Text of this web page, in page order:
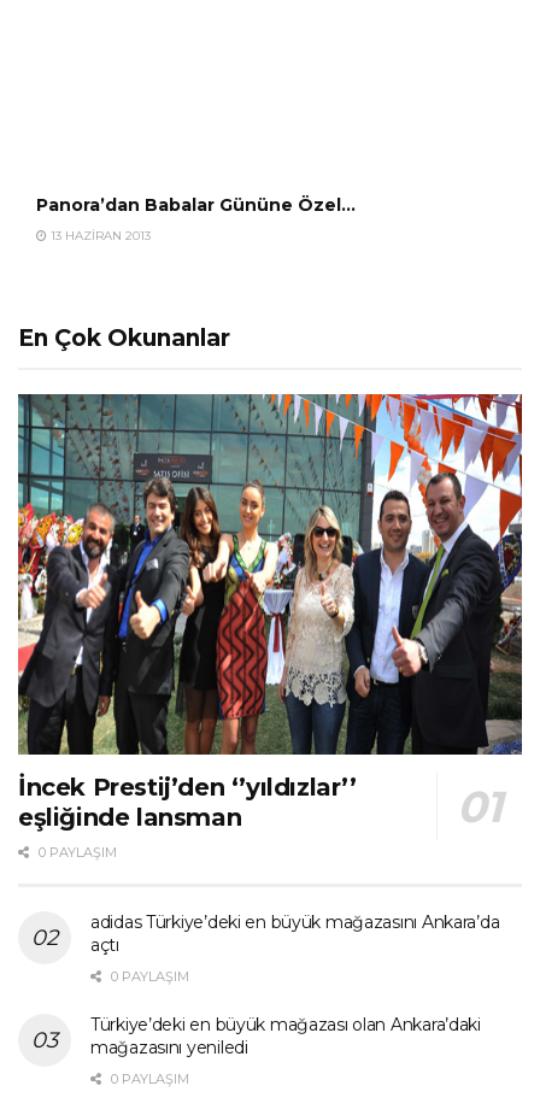
Panora’dan Babalar Gününe Özel…
13 HAZIRAN 2013
En Çok Okunanlar
İncek Prestij’den ‘’yıldızlar’’
eşliğinde lansman
0 PAYLAŞIM
adidas Türkiye’deki en büyük mağazasını Ankara’da
açtı
0 PAYLAŞIM
Türkiye’deki en büyük mağazası olan Ankara’daki
mağazasını yeniledi
0 PAYLAŞIM